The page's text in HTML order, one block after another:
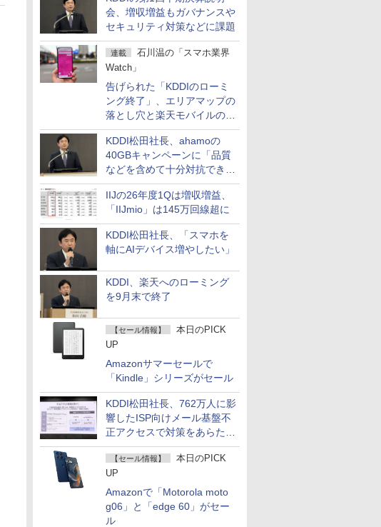
会、増収増益もガバナンスや
セキュリティ対策などに課題
連載
石川温の「スマホ業界
Watch」
告げられた「KDDIのローミ
ング終了」、エリアマップの
落とし穴と楽天モバイルの課
題
KDDI松田社長、ahamoの
40GBキャンペーンに「品質
などを含めて十分対抗でき
る」
IIJの26年度1Qは増収増益、
「IIJmio」は145万回線超に
KDDI松田社長、「スマホを
軸にAIデバイス増やしたい」
KDDI、楽天へのローミング
を9月末で終了
【セール情報】
本日のPICK
UP
Amazonサマーセールで
「Kindle」シリーズがセール
KDDI松田社長、762万人に影
響したISP向けメール基盤不
正アクセスで対策をあらため
て説明
【セール情報】
本日のPICK
UP
Amazonで「Motorola moto
g06」と「edge 60」がセー
ル